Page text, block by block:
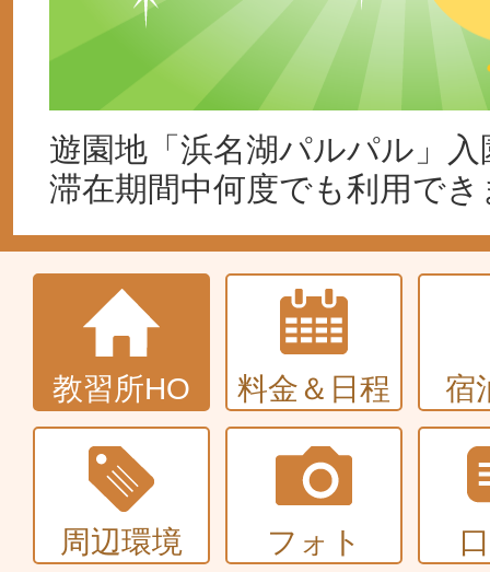
遊園地「浜名湖パルパル」
滞在期間中何度でも利用でき
教習所HO 料金＆日程 宿
周辺環境 フォト